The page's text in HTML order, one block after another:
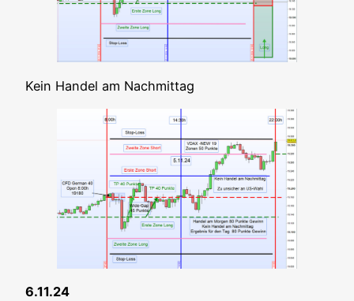
Kein Han­del am Nachmittag
6.11.24